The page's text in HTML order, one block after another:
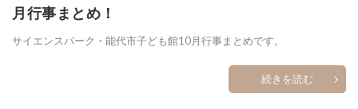
月行事まとめ！
サイエンスパーク・能代市子ども館10月行事まとめです。
続きを読む